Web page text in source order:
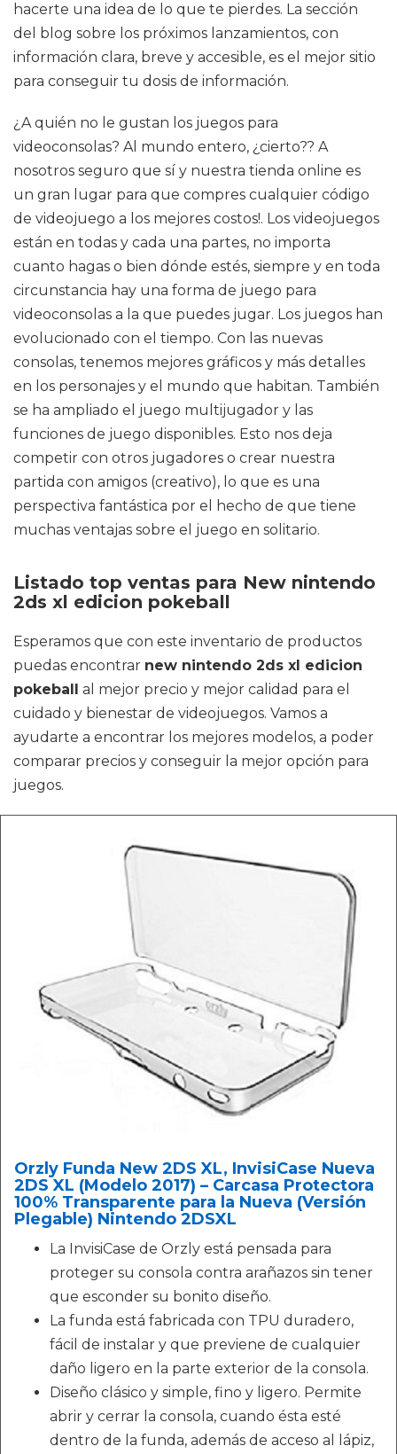
hacerte una idea de lo que te pierdes. La sección
del blog sobre los próximos lanzamientos, con
información clara, breve y accesible, es el mejor sitio
para conseguir tu dosis de información.
¿A quién no le gustan los juegos para
videoconsolas? Al mundo entero, ¿cierto?? A
nosotros seguro que sí y nuestra tienda online es
un gran lugar para que compres cualquier código
de videojuego a los mejores costos!. Los videojuegos
están en todas y cada una partes, no importa
cuanto hagas o bien dónde estés, siempre y en toda
circunstancia hay una forma de juego para
videoconsolas a la que puedes jugar. Los juegos han
evolucionado con el tiempo. Con las nuevas
consolas, tenemos mejores gráficos y más detalles
en los personajes y el mundo que habitan. También
se ha ampliado el juego multijugador y las
funciones de juego disponibles. Esto nos deja
competir con otros jugadores o crear nuestra
partida con amigos (creativo), lo que es una
perspectiva fantástica por el hecho de que tiene
muchas ventajas sobre el juego en solitario.
Listado top ventas para New nintendo
2ds xl edicion pokeball
Esperamos que con este inventario de productos
puedas encontrar new nintendo 2ds xl edicion
pokeball al mejor precio y mejor calidad para el
cuidado y bienestar de videojuegos. Vamos a
ayudarte a encontrar los mejores modelos, a poder
comparar precios y conseguir la mejor opción para
juegos.
Orzly Funda New 2DS XL, InvisiCase Nueva
2DS XL (Modelo 2017) – Carcasa Protectora
100% Transparente para la Nueva (Versión
Plegable) Nintendo 2DSXL
La InvisiCase de Orzly está pensada para
proteger su consola contra arañazos sin tener
que esconder su bonito diseño.
La funda está fabricada con TPU duradero,
fácil de instalar y que previene de cualquier
daño ligero en la parte exterior de la consola.
Diseño clásico y simple, fino y ligero. Permite
abrir y cerrar la consola, cuando ésta esté
dentro de la funda, además de acceso al lápiz,